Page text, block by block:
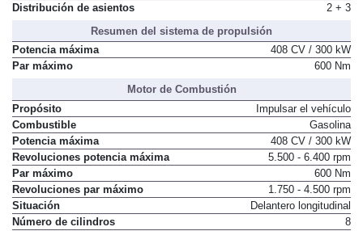
Distribución de asientos
2 + 3
Resumen del sistema de propulsión
Potencia máxima
408 CV / 300 kW
Par máximo
600 Nm
Motor de Combustión
Propósito
Impulsar el vehículo
Combustible
Gasolina
Potencia máxima
408 CV / 300 kW
Revoluciones potencia máxima
5.500 - 6.400 rpm
Par máximo
600 Nm
Revoluciones par máximo
1.750 - 4.500 rpm
Situación
Delantero longitudinal
Número de cilindros
8